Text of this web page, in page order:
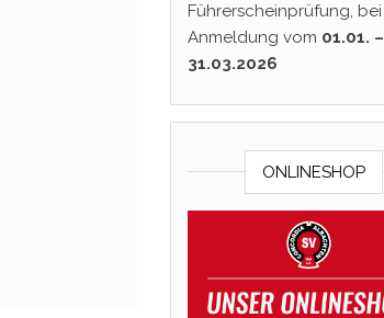
Führerscheinprüfung, bei
Anmeldung vom 01.01. –
31.03.2026
ONLINESHOP